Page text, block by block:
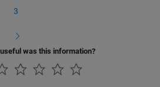
3
was this information?